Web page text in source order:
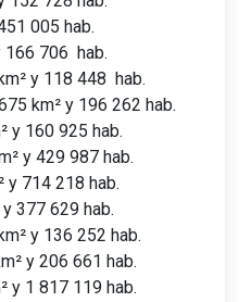
005 hab.
166 706 ​ hab.
y 118 448 ​ hab.
km² y 196 262​ hab.
y 160 925​ hab.
y 429 987​​ hab.
y 714 218​ hab.
377 629 hab.
y 136 252​ hab.
y 206 661​ hab.
y 1 817 119​​ hab.